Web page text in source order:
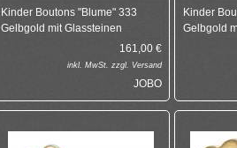
Kinder Boutons "Blume" 333
Gelbgold mit Glassteinen
161,00 €
inkl. MwSt. zzgl. Versand
JOBO
Kinder
Gelbgold